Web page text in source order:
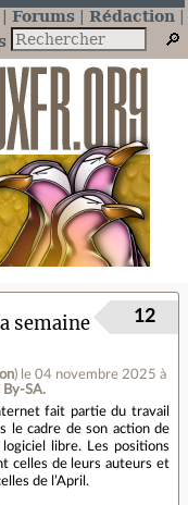
Forums
Rédaction
semaine
) le 04 novembre 2025 à
By‑SA.
12
fait partie du travail
le cadre de son action de
libre. Les positions
celles de leurs auteurs et
de l’April.